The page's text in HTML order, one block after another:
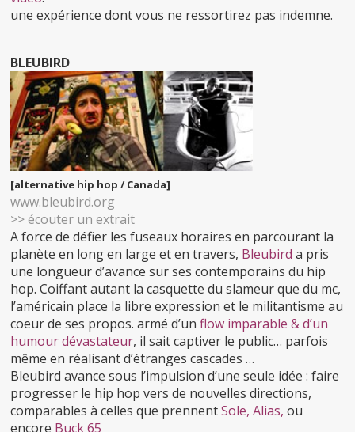
une expérience dont vous ne ressortirez pas indemne.
BLEUBIRD
[alternative hip hop / Canada]
www.bleubird.org
>> écouter un extrait
A force de défier les fuseaux horaires en parcourant la
planète en long en large et en travers, Bleubird a pris
une longueur d’avance sur ses contemporains du hip
hop. Coiffant autant la casquette du slameur que du mc,
l’américain place la libre expression et le militantisme au
coeur de ses propos. armé d’unflow imparable & d’un
humour dévastateur, il sait captiver le public… parfois
même en réalisant d’étranges cascades …
Bleubird avance sous l’impulsion d’une seule idée : faire
progresser le hip hop vers de nouvelles directions,
comparables à celles que prennentSole, Alias, ou
encore Buck 65